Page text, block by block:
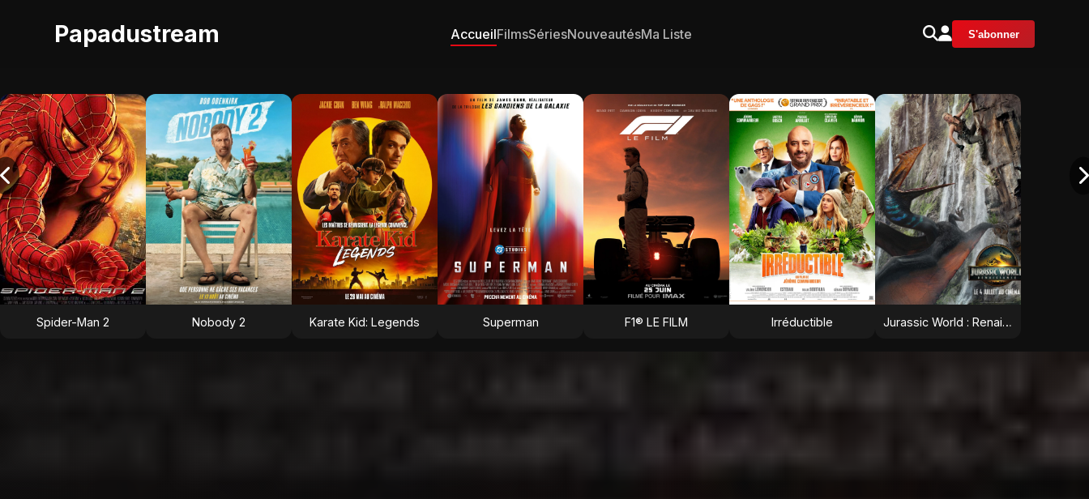
Papadustream AccueilFilmsSériesNouveautésMa Liste S'abonner
Spider-Man 2 Nobody 2 Karate Kid: Legends Superman F1® LE FILM Irréductible Jurassic World : Renaissance